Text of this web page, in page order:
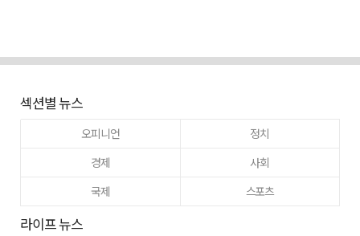
섹션별 뉴스
오피니언
정치
경제
사회
국제
스포츠
라이프 뉴스